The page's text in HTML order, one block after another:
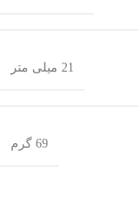
21 میلی متر
69 گرم